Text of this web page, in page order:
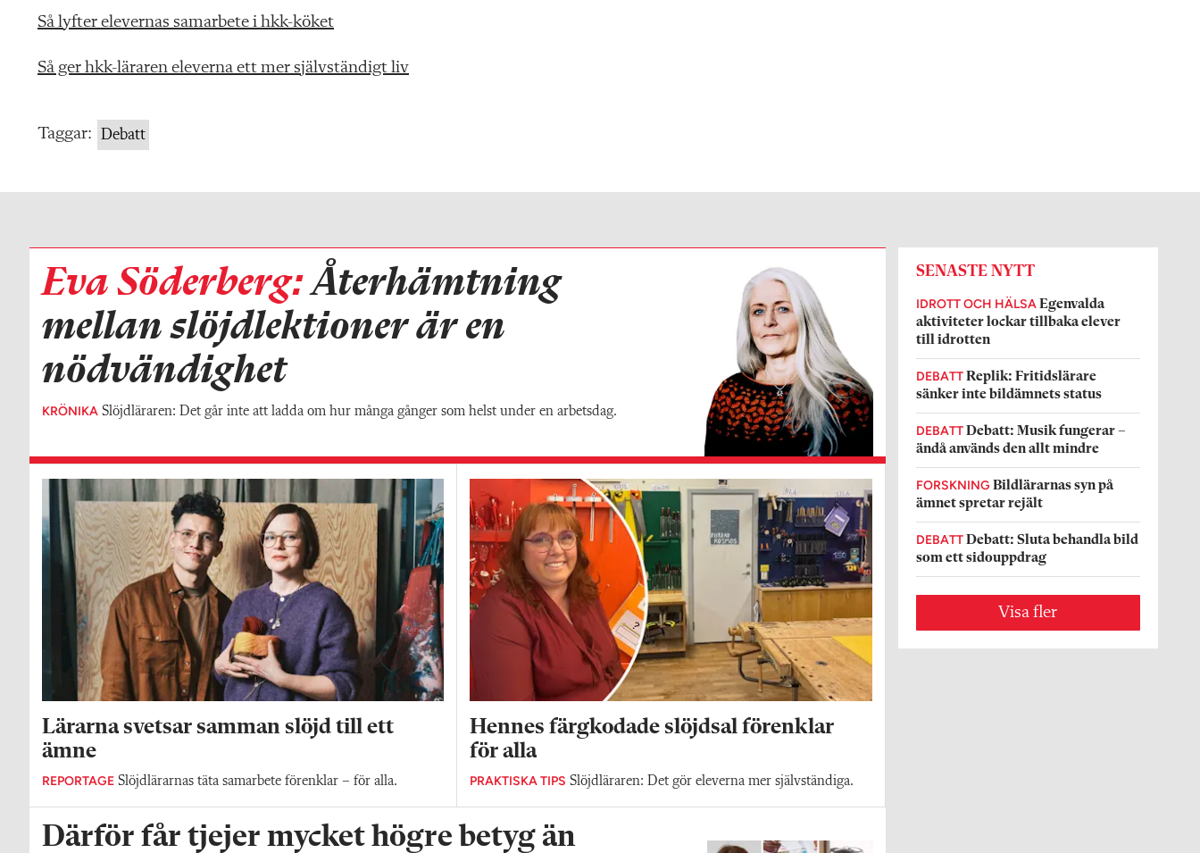
Så lyfter elevernas samarbete i hkk-köket
Så ger hkk-läraren eleverna ett mer självständigt liv
Taggar: Debatt
Eva Söderberg:Återhämtning
mellan slöjdlektioner är en
nödvändighet
KRÖNIKA Slöjdläraren: Det går inte att ladda om hur många gånger som helst under en arbetsdag.
Lärarna svetsar samman slöjd till ett
ämne
REPORTAGE Slöjdlärarnas täta samarbete förenklar – för alla.
Hennes färgkodade slöjdsal förenklar
för alla
PRAKTISKA TIPS Slöjdläraren: Det gör eleverna mer självständiga.
Därför får tjejer mycket högre betyg än
SENASTE NYTT
IDROTT OCH HÄLSA Egenvalda
aktiviteter lockar tillbaka elever
till idrotten
DEBATT Replik: Fritidslärare
sänker inte bildämnets status
DEBATT Debatt: Musik fungerar –
ändå används den allt mindre
FORSKNING Bildlärarnas syn på
ämnet spretar rejält
DEBATT Debatt: Sluta behandla bild
som ett sidouppdrag
Visa fler